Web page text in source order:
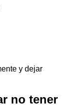
y dejar
no tener